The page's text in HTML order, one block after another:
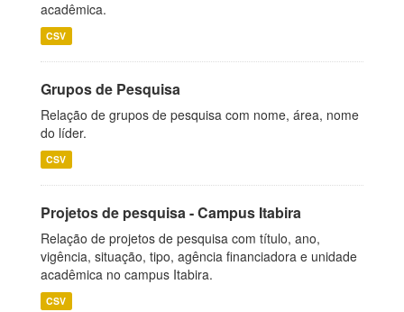
acadêmica.
CSV
Grupos de Pesquisa
Relação de grupos de pesquisa com nome, área, nome
do líder.
CSV
Projetos de pesquisa - Campus Itabira
Relação de projetos de pesquisa com título, ano,
vigência, situação, tipo, agência financiadora e unidade
acadêmica no campus Itabira.
CSV